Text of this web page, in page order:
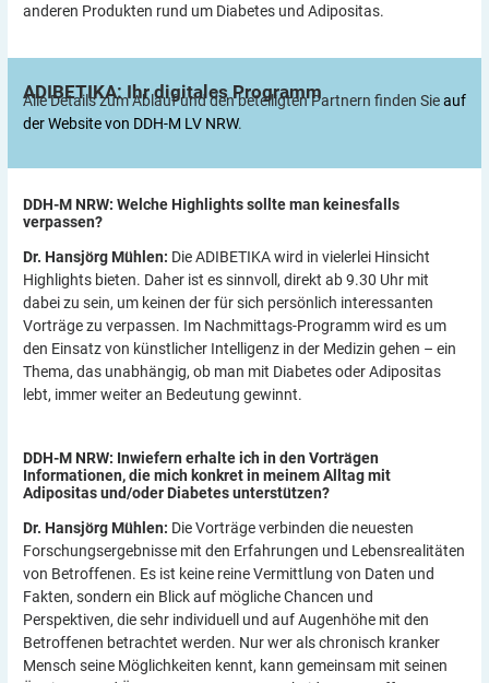
anderen Produkten rund um Diabetes und Adipositas.
ADIBETIKA: Ihr digitales Programm
Alle Details zum Ablauf und den beteiligten Partnern finden Sieauf
der Website von DDH-M LV NRW.
DDH-M NRW: Welche Highlights sollte man keinesfalls
verpassen?
Dr. Hansjörg Mühlen: Die ADIBETIKA wird in vielerlei Hinsicht
Highlights bieten. Daher ist es sinnvoll, direkt ab 9.30 Uhr mit
dabei zu sein, um keinen der für sich persönlich interessanten
Vorträge zu verpassen. Im Nachmittags-Programm wird es um
den Einsatz von künstlicher Intelligenz in der Medizin gehen – ein
Thema, das unabhängig, ob man mit Diabetes oder Adipositas
lebt, immer weiter an Bedeutung gewinnt.
DDH-M NRW: Inwiefern erhalte ich in den Vorträgen
Informationen, die mich konkret in meinem Alltag mit
Adipositas und/oder Diabetesunterstützen?
Dr. Hansjörg Mühlen: Die Vorträge verbinden die neuesten
Forschungsergebnisse mit den Erfahrungen und Lebensrealitäten
von Betroffenen. Es ist keine reine Vermittlung von Daten und
Fakten, sondern ein Blick auf mögliche Chancen und
Perspektiven, die sehr individuell und auf Augenhöhe mit den
Betroffenen betrachtet werden. Nur wer als chronisch kranker
Mensch seine Möglichkeiten kennt, kann gemeinsam mit seinen